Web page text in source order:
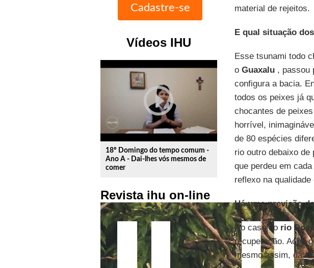
Vídeos IHU
play_circle_outline
18º Domingo do tempo comum -
Ano A - Dai-lhes vós mesmos de
comer
Revista ihu on-line
material de rejeitos.
E qual situação
Esse tsunami todo
o Guaxalu, passou
configura a bacia.
todos os peixes já
chocantes de
horrível,
de 80 espécies
rio outro debaixo
que perdeu em
reflexo na
Há uma previsão
No caso do rio Doce
recuperação. Acho
mesmo assim,